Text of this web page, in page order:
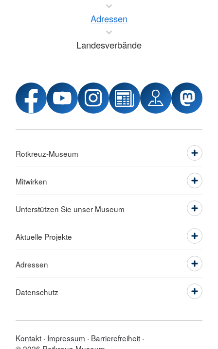
Adressen
Landesverbände
Rotkreuz-Museum
Mitwirken
Unterstützen Sie unser Museum
Aktuelle Projekte
Adressen
Datenschutz
Kontakt Impressum
Barrierefreiheit